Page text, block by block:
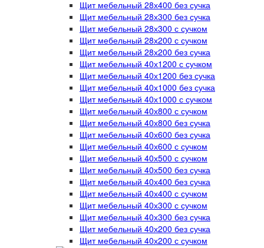
Щит мебельный 28х400 без сучка
Щит мебельный 28х300 без сучка
Щит мебельный 28х300 с сучком
Щит мебельный 28х200 с сучком
Щит мебельный 28х200 без сучка
Щит мебельный 40х1200 с сучком
Щит мебельный 40х1200 без сучка
Щит мебельный 40х1000 без сучка
Щит мебельный 40х1000 с сучком
Щит мебельный 40х800 с сучком
Щит мебельный 40х800 без сучка
Щит мебельный 40х600 без сучка
Щит мебельный 40х600 с сучком
Щит мебельный 40х500 с сучком
Щит мебельный 40х500 без сучка
Щит мебельный 40х400 без сучка
Щит мебельный 40х400 с сучком
Щит мебельный 40х300 с сучком
Щит мебельный 40х300 без сучка
Щит мебельный 40х200 без сучка
Щит мебельный 40х200 с сучком